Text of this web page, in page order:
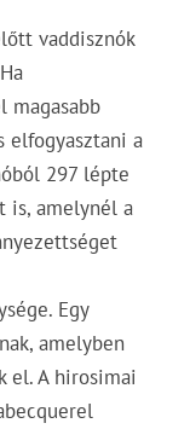
vaddisznók
magasabb
elfogyasztani a
297 lépte
is, amelynél a
Egy
amelyben
el. A hirosimai